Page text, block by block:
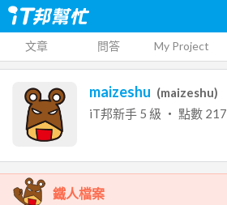
文章 問答 My Project
maizeshu (maizeshu)
iT邦新手 5 級 ‧ 點數 217
鐵人檔案